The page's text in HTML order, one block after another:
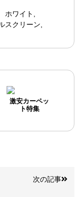
ホワイト
スクリーン
激安カーペッ
ト特集
次の記事